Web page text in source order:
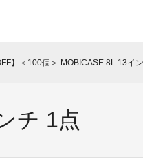
】＜100個＞ MOBICASE 8L 13イ
チ 1点